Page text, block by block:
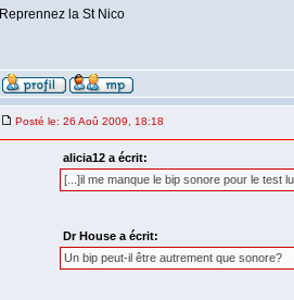
Reprennez la St Nico
Posté le: 26 Aoû 2009, 18:18
alicia12 a écrit:
[...]il me manque le bip sonore pour le test
Dr House a écrit:
Un bip peut-il être autrement que sonore?